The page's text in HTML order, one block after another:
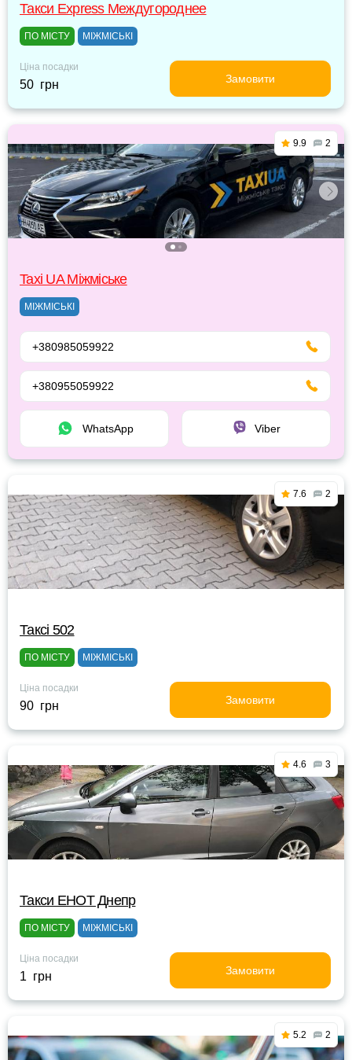
Такси Express Междугороднее
ПО МІСТУ МІЖМІСЬКІ
Ціна посадки
50 грн Замовити
9.9 2
Taxi UA Міжміське
МІЖМІСЬКІ
+380985059922
+380955059922
WhatsApp Viber
7.6 2
Таксі 502
ПО МІСТУ МІЖМІСЬКІ
Ціна посадки
90 грн Замовити
4.6 3
Такси ЕНОТ Днепр
ПО МІСТУ МІЖМІСЬКІ
Ціна посадки
1 грн Замовити
5.2 2